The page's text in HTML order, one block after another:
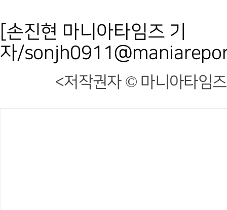
[손진현 마니아타임즈 기
자/
<저작권자 © 마니아타임